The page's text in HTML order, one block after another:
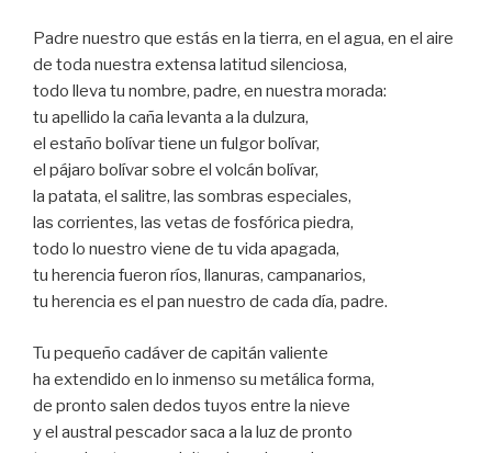
Padre nuestro que estás en la tierra, en el agua, en el aire
de toda nuestra extensa latitud silenciosa,
todo lleva tu nombre, padre, en nuestra morada:
tu apellido la caña levanta a la dulzura,
el estaño bolívar tiene un fulgor bolívar,
el pájaro bolívar sobre el volcán bolívar,
la patata, el salitre, las sombras especiales,
las corrientes, las vetas de fosfórica piedra,
todo lo nuestro viene de tu vida apagada,
tu herencia fueron ríos, llanuras, campanarios,
tu herencia es el pan nuestro de cada día, padre.
Tu pequeño cadáver de capitán valiente
ha extendido en lo inmenso su metálica forma,
de pronto salen dedos tuyos entre la nieve
y el austral pescador saca a la luz de pronto